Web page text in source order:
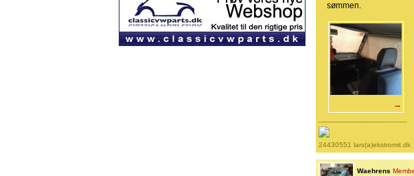
sømmen.
→
-------------------------------------------
24430551 lars(a)ekstromit.dk
Waehrens